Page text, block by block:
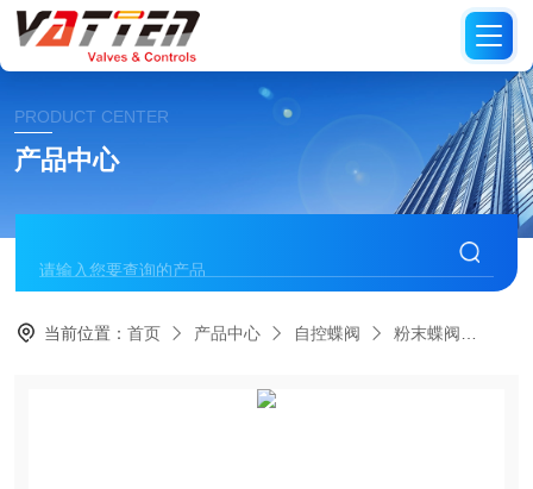
PRODUCT CENTER
产品中心
当前位置：首页 产品中心 自控蝶阀 粉末蝶阀